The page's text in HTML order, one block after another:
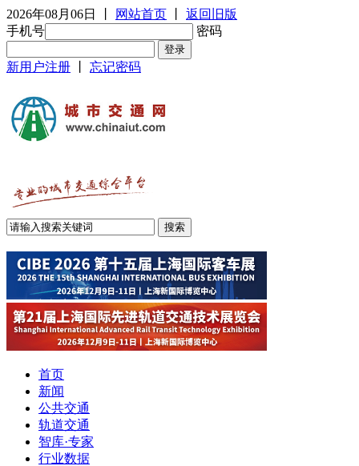
2026年08月06日 网站首页
返回旧版
手机号
密码
新用户注册 忘记密码
首页
新闻
公共交通
轨道交通
智库·专家
行业数据